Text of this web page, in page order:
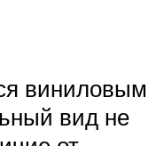
виниловым
вид не